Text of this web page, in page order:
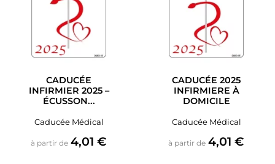
CADUCÉE
INFIRMIER 2025 –
ÉCUSSON...
Caducée Médical
à partir de Prix
4,01 €
CADUCÉE 2025
INFIRMIERE À
DOMICILE
Caducée Médical
à partir de Prix
4,01 €